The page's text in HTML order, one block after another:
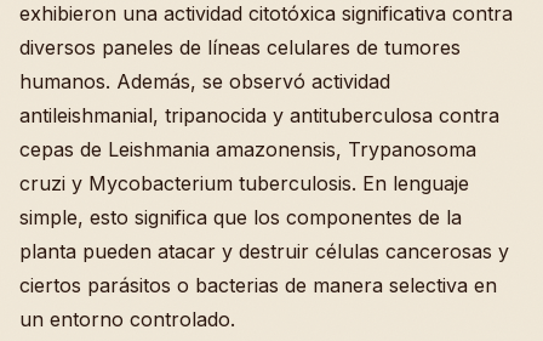
exhibieron una actividad citotóxica significativa contra
diversos paneles de líneas celulares de tumores
humanos. Además, se observó actividad
antileishmanial, tripanocida y antituberculosa contra
cepas de Leishmania amazonensis, Trypanosoma
cruzi y Mycobacterium tuberculosis. En lenguaje
simple, esto significa que los componentes de la
planta pueden atacar y destruir células cancerosas y
ciertos parásitos o bacterias de manera selectiva en
un entorno controlado.